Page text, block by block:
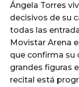
Ángela Torres
decisivos de su
todas las
Movistar Arena
que confirma su
grandes figuras
recital está